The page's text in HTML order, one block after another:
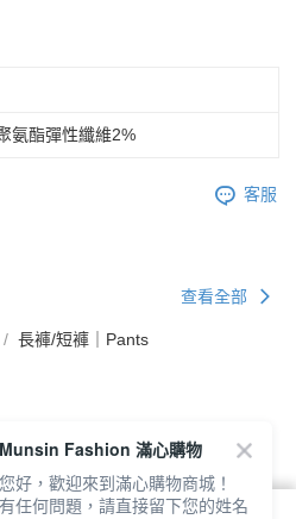
氨酯彈性纖維2%
客服
查看全部
長褲/短褲｜Pants
站使用 cookie 方式之詳情，及若您不希
Munsin Fashion 滿心購物
您好，歡迎來到滿心購物商城！
有任何問題，請直接留下您的姓名